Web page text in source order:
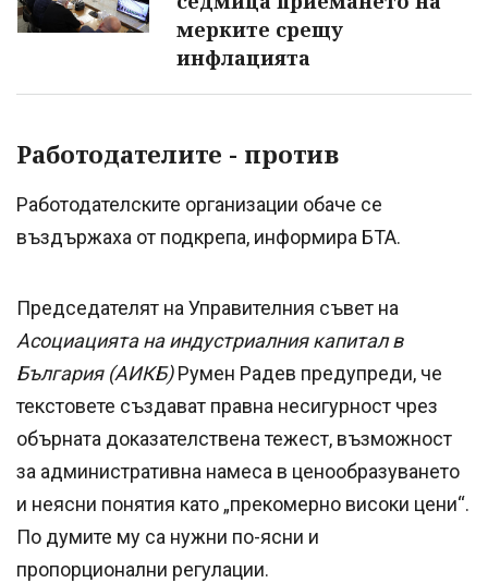
мерките срещу
инфлацията
Работодателите - против
Работодателските организации обаче се
въздържаха от подкрепа, информира БТА.
Председателят на Управителния съвет на
Асоциацията на индустриалния капитал в
България (АИКБ)Румен Радев предупреди, че
текстовете създават правна несигурност чрез
обърната доказателствена тежест, възможност
за административна намеса в ценообразуването
и неясни понятия като „прекомерно високи цени“.
По думите му са нужни по-ясни и
пропорционални регулации.